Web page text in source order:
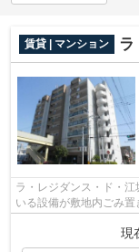
賃貸 | マンション ラ
ラ・レジダンス・ド・
いる設備が敷地内ごみ
現